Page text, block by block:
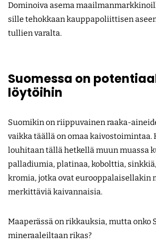
Dominoiva asema
sille tehokkaan kauppapoliittisen
tullien varalta.
Suomessa on
löytöihin
Suomikin on riippuvainen raaka-
vaikka täällä on omaa kaivostoimintaa.
louhitaan tällä hetkellä muun muassa
palladiumia, platinaa, kobolttia,
kromia, jotka ovat eurooppalaisellakin
merkittäviä kaivannaisia.
Maaperässä on rikkauksia, mutta onko
mineraaleiltaan rikas?